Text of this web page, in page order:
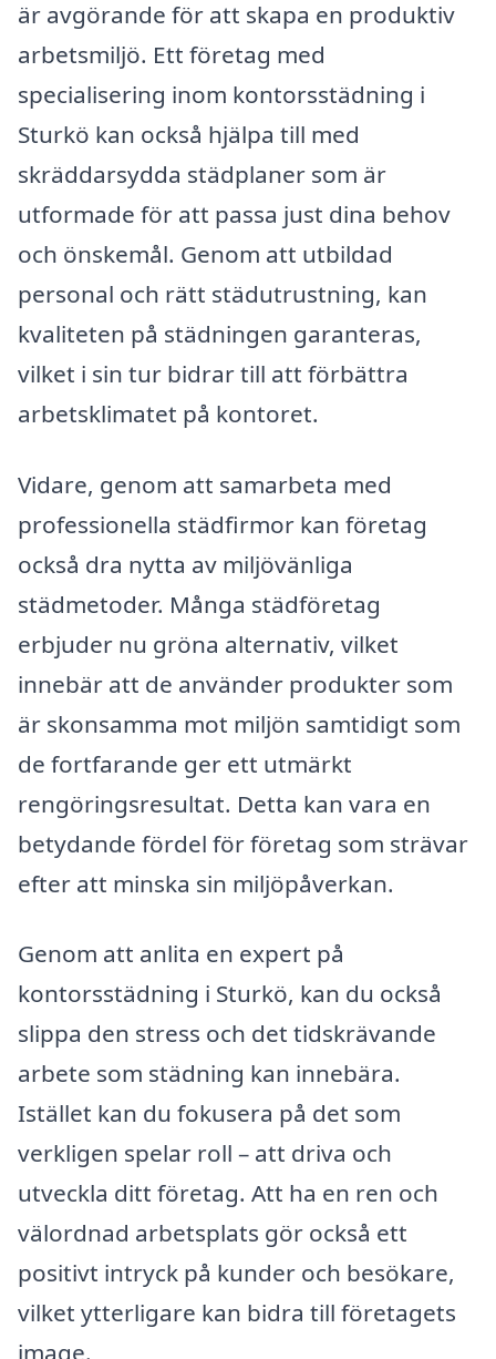
är avgörande för att skapa en produktiv
arbetsmiljö. Ett företag med
specialisering inom kontorsstädning i
Sturkö kan också hjälpa till med
skräddarsydda städplaner som är
utformade för att passa just dina behov
och önskemål. Genom att utbildad
personal och rätt städutrustning, kan
kvaliteten på städningen garanteras,
vilket i sin tur bidrar till att förbättra
arbetsklimatet på kontoret.
Vidare, genom att samarbeta med
professionella städfirmor kan företag
också dra nytta av miljövänliga
städmetoder. Många städföretag
erbjuder nu gröna alternativ, vilket
innebär att de använder produkter som
är skonsamma mot miljön samtidigt som
de fortfarande ger ett utmärkt
rengöringsresultat. Detta kan vara en
betydande fördel för företag som strävar
efter att minska sin miljöpåverkan.
Genom att anlita en expert på
kontorsstädning i Sturkö, kan du också
slippa den stress och det tidskrävande
arbete som städning kan innebära.
Istället kan du fokusera på det som
verkligen spelar roll – att driva och
utveckla ditt företag. Att ha en ren och
välordnad arbetsplats gör också ett
positivt intryck på kunder och besökare,
vilket ytterligare kan bidra till företagets
image.